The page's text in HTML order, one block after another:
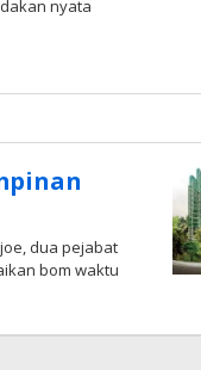
nyata
dua pejabat
bom waktu